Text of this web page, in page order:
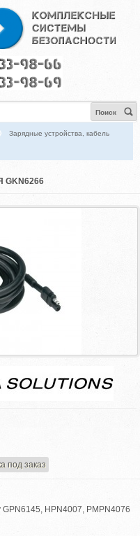
Поиск
Зарядные устройства, кабель
под заказ
GPN6145, HPN4007, PMPN4076